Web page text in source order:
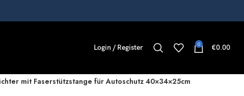
Login / Register 0 €0.00
mit Faserstützstange für Autoschutz 40×34×25cm